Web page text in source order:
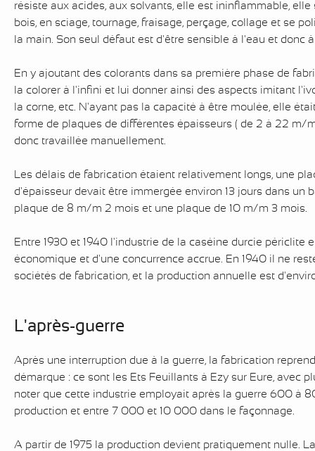
résiste aux acides, aux solvants, elle est ininflammable,
bois, en sciage, tournage, fraisage, perçage, collage et se
la main. Son seul défaut est d'être sensible à l'eau et donc
En y ajoutant des colorants dans sa première phase de
la colorer à l'infini et lui donner ainsi des aspects imitant
la corne, etc. N'ayant pas la capacité à être moulée, elle
forme de plaques de différentes épaisseurs ( de 2 à 22 m/
donc travaillée manuellement.
Les délais de fabrication étaient relativement longs, une
d'épaisseur devait être immergée environ 13 jours dans un
plaque de 8 m/m 2 mois et une plaque de 10 m/m 3 mois.
Entre 1930 et 1940 l'industrie de la caséine durcie périclite
économique et d'une concurrence accrue. En 1940 il ne
sociétés de fabrication, et la production annuelle est
L'après-guerre
Après une interruption due à la guerre, la fabrication
démarque : ce sont les Ets Feuillants à Ezy sur Eure, avec
noter que cette industrie employait après la guerre 600 à
production et entre 7 000 et 10 000 dans le façonnage.
A partir de 1975 la production devient pratiquement nulle.